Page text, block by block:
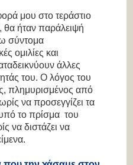
μου στο τεράστιο
θα ήταν παράλειψή
σύντομα
ομιλίες και
άλλες
του. Ο λόγος του
πλημυρισμένος από
να προσεγγίζει τα
το πρίσμα του
να διστάζει να